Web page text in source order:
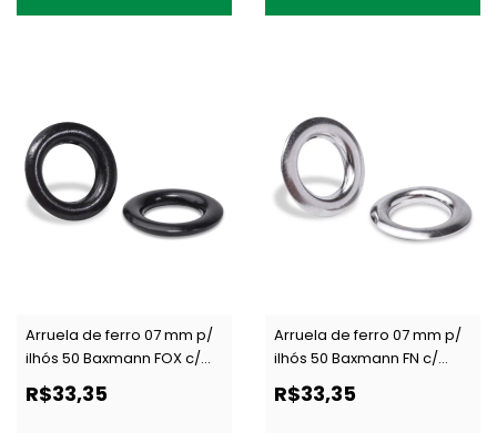
Arruela de ferro 07 mm p/
ilhós 50 Baxmann FOX c/
1000 un
R$33,35
Arruela de ferro 07 mm p/
ilhós 50 Baxmann FN c/
1000 un
R$33,35